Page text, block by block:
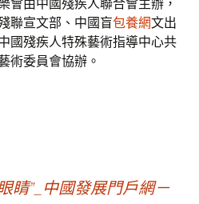
聯宣文部、中國盲包養網文出
國殘疾人特殊藝術指導中心共
術委員會協辦。
睛”_中國發展門戶網－